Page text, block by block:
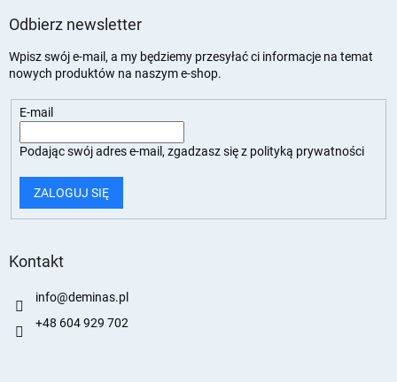
Odbierz newsletter
Wpisz swój e-mail, a my będziemy przesyłać ci informacje na temat
nowych produktów na naszym e-shop.
E-mail
Podając swój adres e-mail, zgadzasz się z polityką prywatności
ZALOGUJ SIĘ
Kontakt
info@deminas.pl
+48 604 929 702